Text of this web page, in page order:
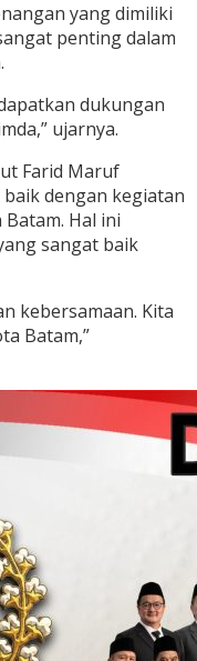
yang dimiliki
penting dalam
dukungan
ujarnya.
Farid Maruf
dengan kegiatan
Hal ini
sangat baik
kebersamaan. Kita
Batam,”